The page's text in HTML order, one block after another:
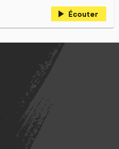
play_arrow Écouter